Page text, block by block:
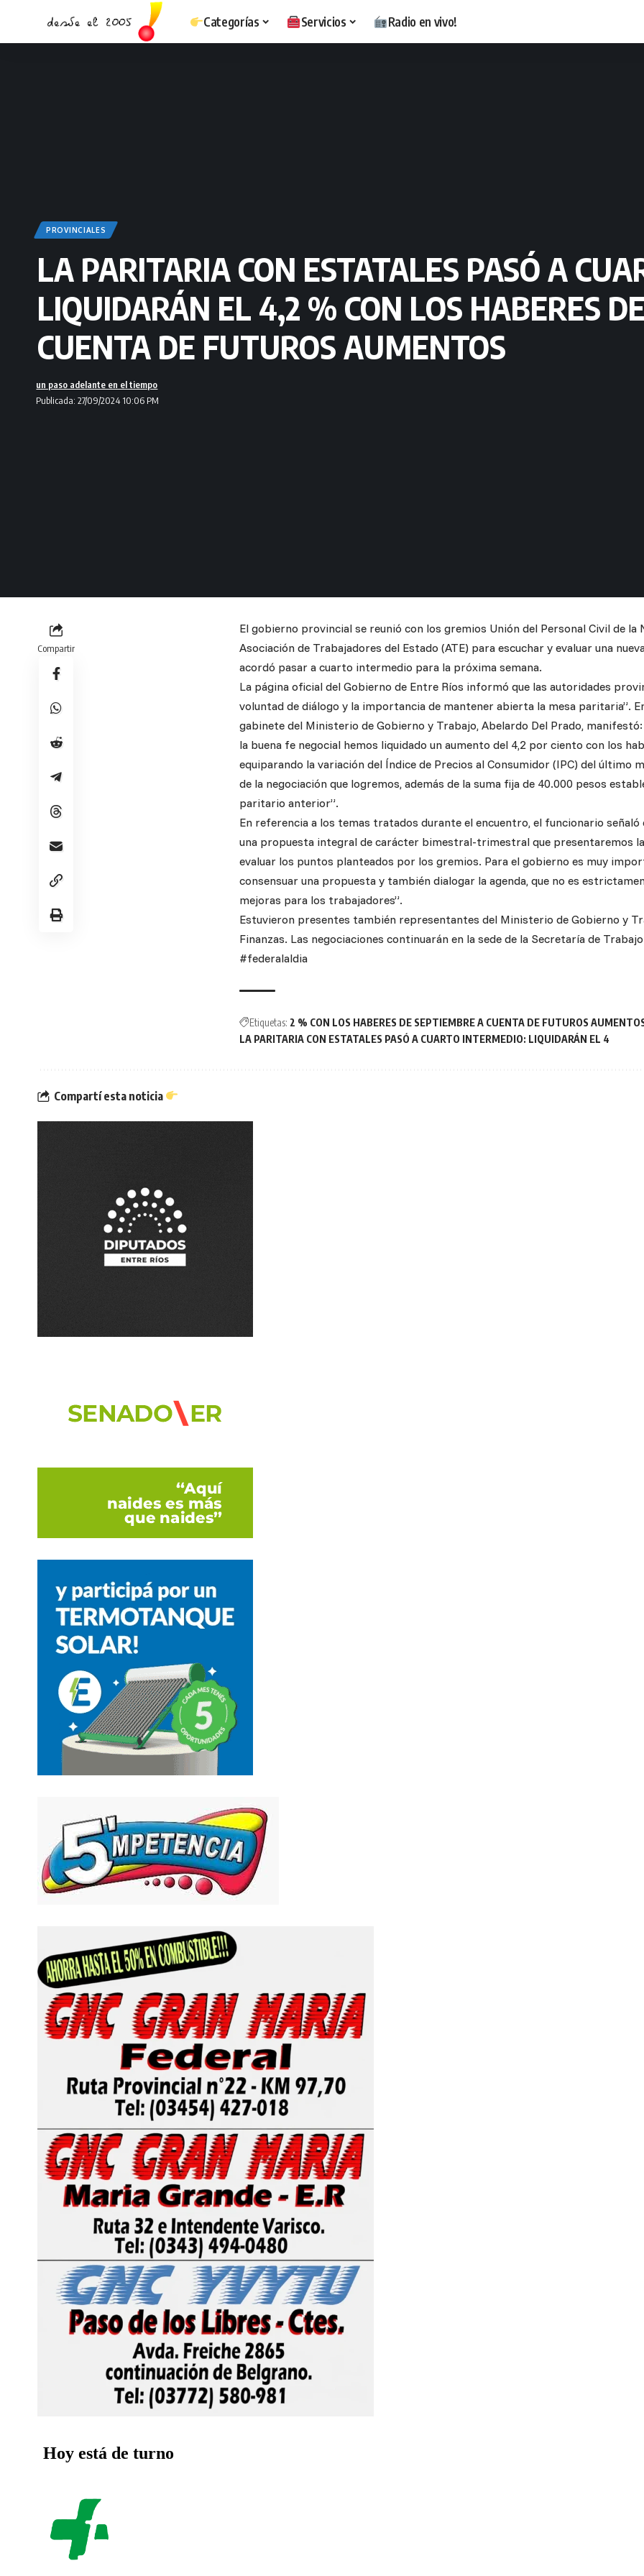
Categorías Servicios Radio en vivo!
PROVINCIALES
LA PARITARIA CON ESTATALES PASÓ A
LIQUIDARÁN EL 4,2 % CON LOS HABERES
CUENTA DE FUTUROS AUMENTOS
Publicada: 27/09/2024 10:06 PM
un paso adelante en el tiempo
Compartir
El gobierno provincial se reunió con los gremios Unión del Personal Civil de la
Asociación de Trabajadores del Estado (ATE) para escuchar y evaluar una
acordó pasar a cuarto intermedio para la próxima semana.
La página oficial del Gobierno de Entre Ríos informó que las autoridades
voluntad de diálogo y la importancia de mantener abierta la mesa paritaria”.
gabinete del Ministerio de Gobierno y Trabajo, Abelardo Del Prado,
la buena fe negocial hemos liquidado un aumento del 4,2 por ciento con los
equiparando la variación del Índice de Precios al Consumidor (IPC) del último
de la negociación que logremos, además de la suma fija de 40.000 pesos
paritario anterior”.
En referencia a los temas tratados durante el encuentro, el funcionario señaló
una propuesta integral de carácter bimestral-trimestral que presentaremos
evaluar los puntos planteados por los gremios. Para el gobierno es muy
consensuar una propuesta y también dialogar la agenda, que no es
mejoras para los trabajadores”.
Estuvieron presentes también representantes del Ministerio de Gobierno y
Finanzas. Las negociaciones continuarán en la sede de la Secretaría de
#federalaldia
Etiquetas: 2 % CON LOS HABERES DE SEPTIEMBRE A CUENTA DE FUTUROS
LA PARITARIA CON ESTATALES PASÓ A CUARTO INTERMEDIO: LIQUIDARÁN EL 4
Compartí esta noticia